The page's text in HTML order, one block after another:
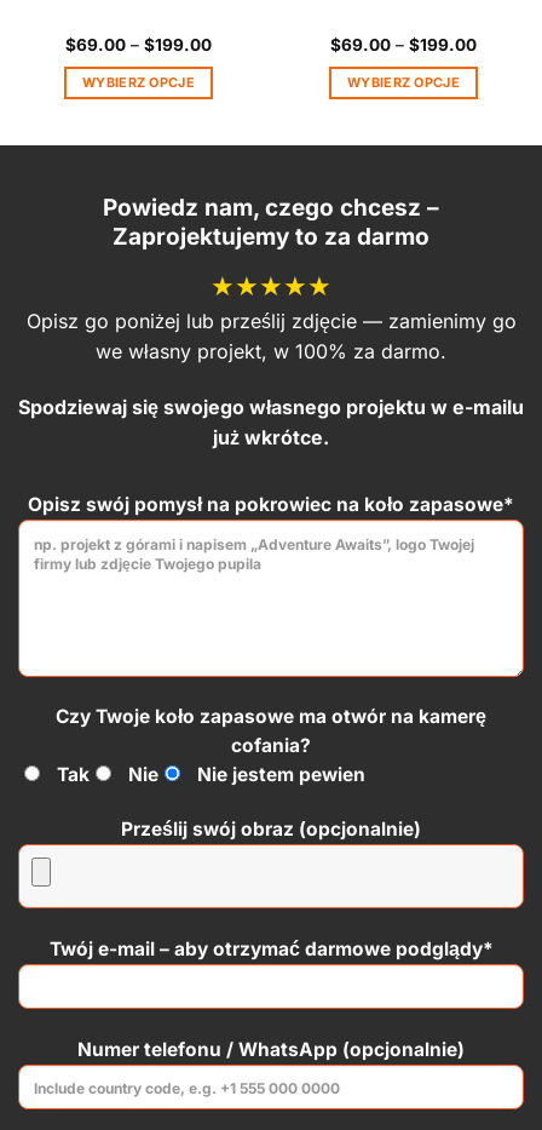
$69.00 – $199.00Zakres
WYBIERZ OPCJE
wariantów.
Opcje
na
stronie
produktu
$69.00 – $199.00Zakres
WYBIERZ OPCJE
wariantów.
Opcje
na
produktu
Powiedz nam, czego chcesz –
Zaprojektujemy to za darmo
★★★★★
Opisz go poniżej lub prześlij zdjęcie — zamienimy go
we własny projekt, w 100% za darmo.
Spodziewaj się swojego własnego projektu w e-mailu
już wkrótce.
Opisz swój pomysł na pokrowiec na koło zapasowe*
Czy Twoje koło zapasowe ma otwór na kamerę
cofania?
Tak
Nie Nie jestem pewien
Prześlij swój obraz (opcjonalnie)
Twój e-mail – aby otrzymać darmowe podglądy*
Numer telefonu / WhatsApp (opcjonalnie)